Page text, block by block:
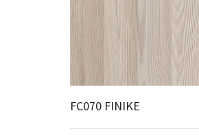
FC070 FINIKE